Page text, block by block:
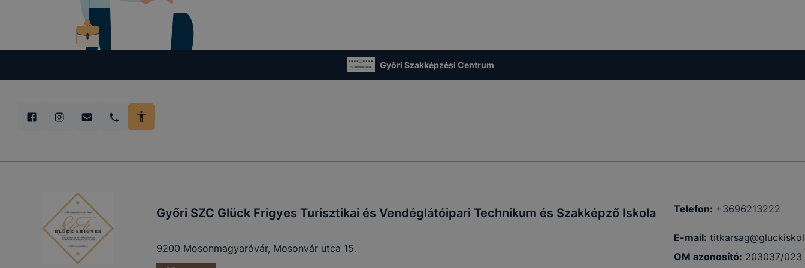
Győri Szakképzési Centrum
Győri SZC Glück Frigyes Turisztikai és Vendéglátóipari Technikum és Szakképző Iskola
9200 Mosonmagyaróvár, Mosonvár utca 15.
Telefon: +3696213222
E-mail:
OM azonosító: 203037/023